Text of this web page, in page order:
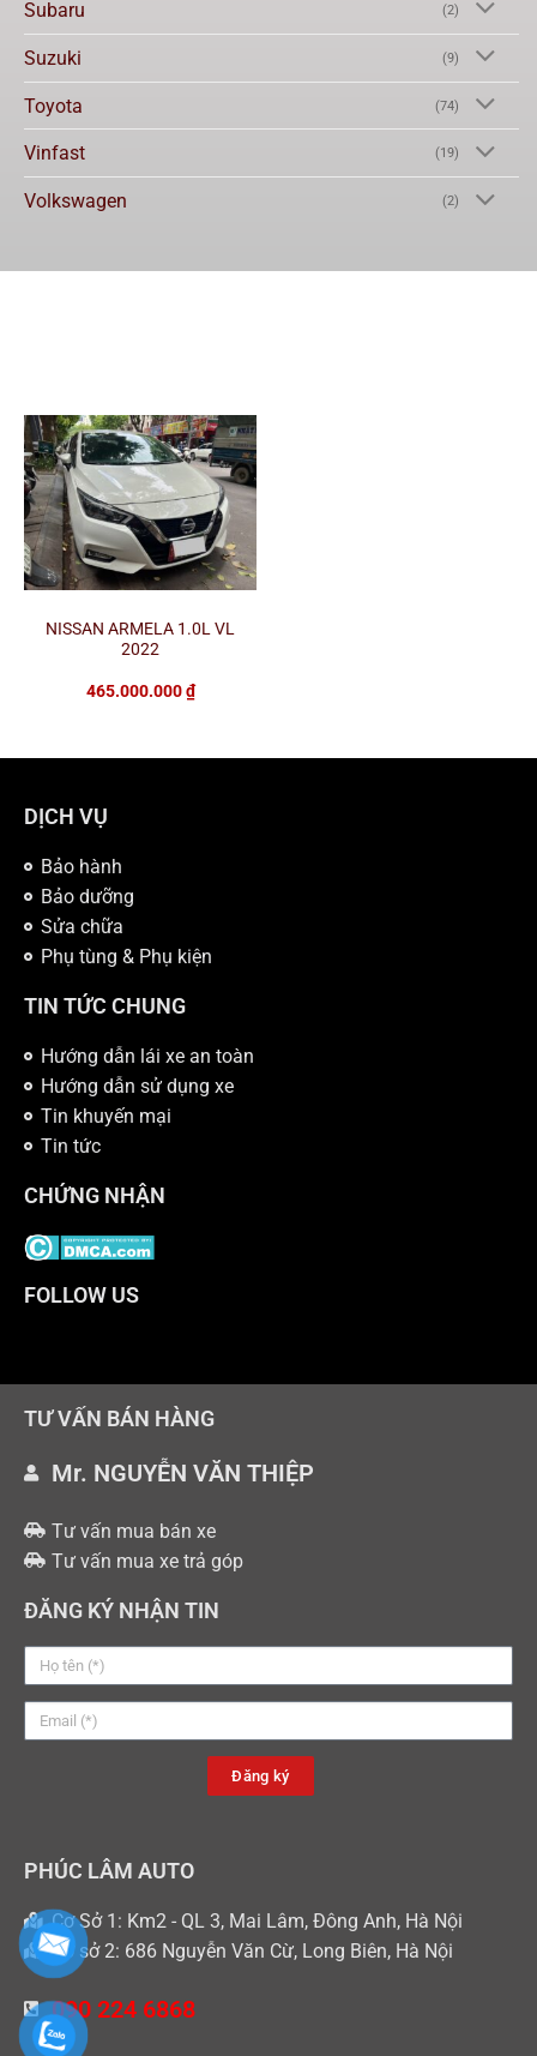
Subaru (2)
Suzuki (9)
Toyota (74)
Vinfast (19)
Volkswagen (2)
NISSAN ARMELA 1.0L VL
2022
465.000.000₫
DỊCH VỤ
Bảo hành
Bảo dưỡng
Sửa chữa
Phụ tùng & Phụ kiện
TIN TỨC CHUNG
Hướng dẫn lái xe an toàn
Hướng dẫn sử dụng xe
Tin khuyến mại
Tin tức
CHỨNG NHẬN
FOLLOW US
TƯ VẤN BÁN HÀNG
Mr. NGUYỄN VĂN THIỆP
Tư vấn mua bán xe
Tư vấn mua xe trả góp
ĐĂNG KÝ NHẬN TIN
Đăng ký
PHÚC LÂM AUTO
Cơ Sở 1: Km2 - QL 3, Mai Lâm, Đông Anh, Hà Nội
Cơ sở 2: 686 Nguyễn Văn Cừ, Long Biên, Hà Nội
090 224 6868